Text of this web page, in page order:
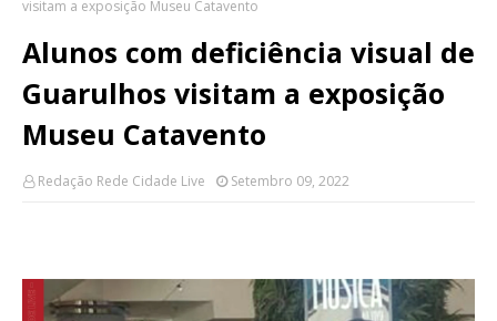
visitam a exposição Museu Catavento
Alunos com deficiência visual de
Guarulhos visitam a exposição
Museu Catavento
Redação Rede Cidade Live Setembro 09, 2022